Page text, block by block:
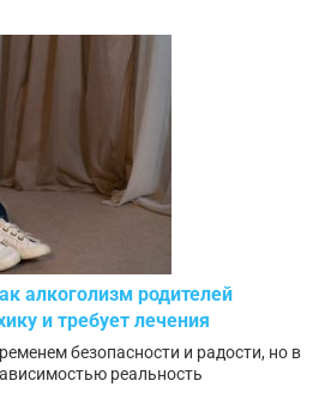
алкоголизм родителей
и требует лечения
безопасности и радости, но в
реальность